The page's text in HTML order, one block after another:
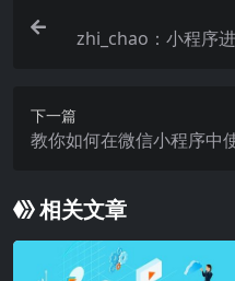
zhi_chao：小程序
下一篇
教你如何在微信小程序中
相关文章